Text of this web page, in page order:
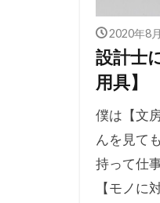
2020年8
設計士
用具】
僕は【文
んを見て
持って仕
【モノに